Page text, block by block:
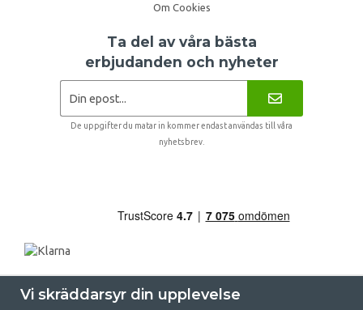
Om Cookies
Ta del av våra bästa
erbjudanden och nyheter
De uppgifter du matar in kommer endast användas till våra
nyhetsbrev.
Vi skräddarsyr din upplevelse